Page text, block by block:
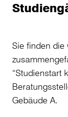
Sie finden die
“Studienstart
Gebäude A.